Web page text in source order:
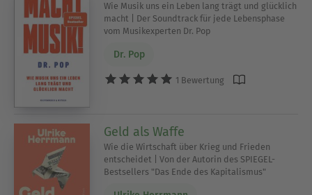
Wie Musik uns ein Leben lang trägt und glücklich
macht | Der Soundtrack für jede Lebensphase
vom Musikexperten Dr. Pop
Dr. Pop
1 Bewertung
Geld als Waffe
Wie die Wirtschaft über Krieg und Frieden
entscheidet | Von der Autorin des SPIEGEL-
Bestsellers "Das Ende des Kapitalismus"